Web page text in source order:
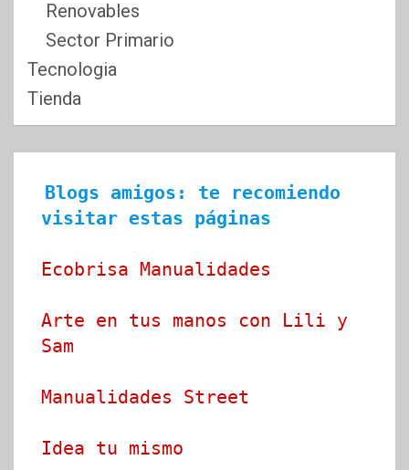
Renovables
Sector Primario
Tecnologia
Tienda
Blogs amigos: te recomiendo
visitar estas páginas
Ecobrisa Manualidades
Arte en tus manos con Lili y
Sam
Manualidades Street
Idea tu mismo